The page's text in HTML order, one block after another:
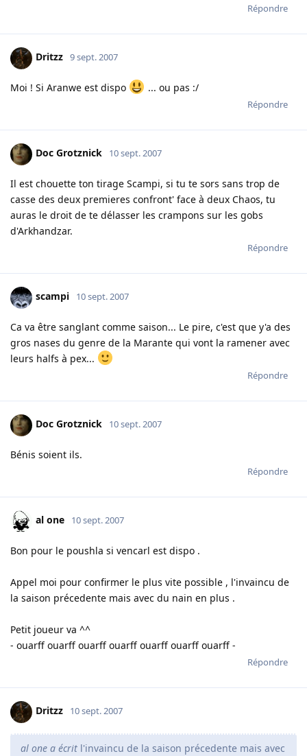
Répondre
Dritzz 9 sept. 2007
Moi ! Si Aranwe est dispo ... ou pas :/
Répondre
Doc Grotznick 10 sept. 2007
Il est chouette ton tirage Scampi, si tu te sors sans trop de
casse des deux premieres confront' face à deux Chaos, tu
auras le droit de te délasser les crampons sur les gobs
d'Arkhandzar.
Répondre
scampi 10 sept. 2007
Ca va être sanglant comme saison... Le pire, c'est que y'a des
gros nases du genre de la Marante qui vont la ramener avec
leurs halfs à pex...
Répondre
Doc Grotznick 10 sept. 2007
Bénis soient ils.
Répondre
al one 10 sept. 2007
Bon pour le poushla si vencarl est dispo .
Appel moi pour confirmer le plus vite possible , l'invaincu de
la saison précedente mais avec du nain en plus .
Petit joueur va ^^
- ouarff ouarff ouarff ouarff ouarff ouarff ouarff -
Répondre
Dritzz 10 sept. 2007
al one a écrit l'invaincu de la saison précedente mais avec